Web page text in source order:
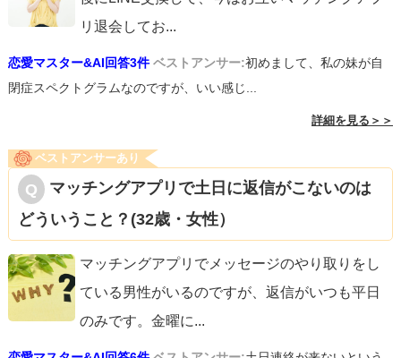
リ退会してお...
恋愛マスター&AI回答3件 ベストアンサー:初めまして、私の妹が自
閉症スペクトグラムなのですが、いい感じ...
詳細を見る＞＞
ベストアンサーあり
マッチングアプリで土日に返信がこないのは
どういうこと？(32歳・女性）
マッチングアプリでメッセージのやり取りをし
ている男性がいるのですが、返信がいつも平日
のみです。金曜に...